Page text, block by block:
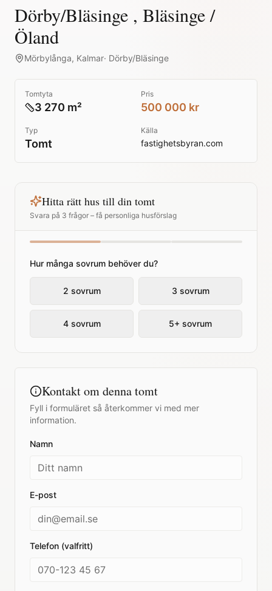
Dörby/Bläsinge , Bläsinge /
Öland
Mörbylånga, Kalmar· Dörby/Bläsinge
Tomtyta
3 270 m²
Pris
500 000 kr
Typ
Tomt
Källa
fastighetsbyran.com
Hitta rätt hus till din tomt
Svara på 3 frågor – få personliga husförslag
Hur många sovrum behöver du?
2 sovrum 3 sovrum
4 sovrum 5+ sovrum
Kontakt om denna tomt
Fyll i formuläret så återkommer vi med mer
information.
Namn
E-post
Telefon (valfritt)